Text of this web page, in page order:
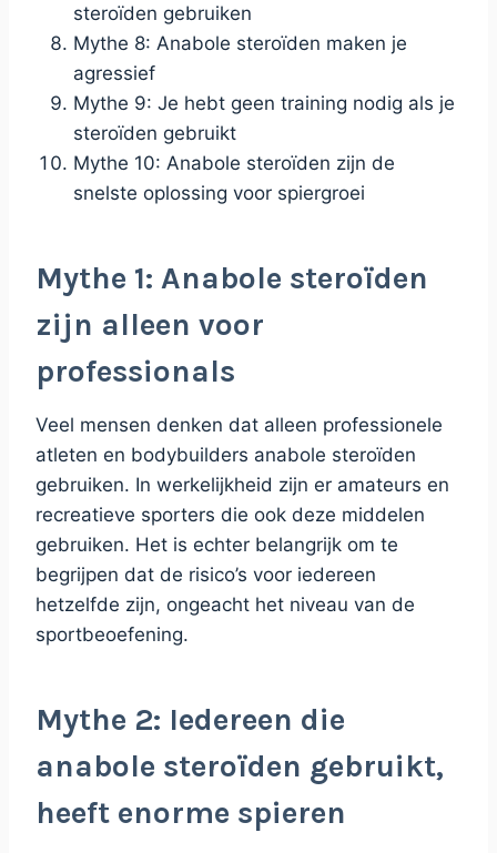
steroïden gebruiken
Mythe 8: Anabole steroïden maken je
agressief
Mythe 9: Je hebt geen training nodig als je
steroïden gebruikt
Mythe 10: Anabole steroïden zijn de
snelste oplossing voor spiergroei
Mythe 1: Anabole steroïden
zijn alleen voor
professionals
Veel mensen denken dat alleen professionele
atleten en bodybuilders anabole steroïden
gebruiken. In werkelijkheid zijn er amateurs en
recreatieve sporters die ook deze middelen
gebruiken. Het is echter belangrijk om te
begrijpen dat de risico’s voor iedereen
hetzelfde zijn, ongeacht het niveau van de
sportbeoefening.
Mythe 2: Iedereen die
anabole steroïden gebruikt,
heeft enorme spieren